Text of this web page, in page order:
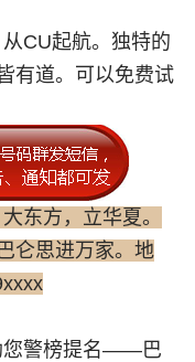
CU起航。独特的
有道。可以免费试
东方，立华夏。
仑思进万家。地
您警榜提名——巴